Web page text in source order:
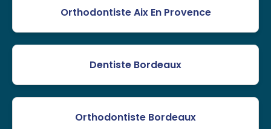
Orthodontiste Aix En Provence
Dentiste Bordeaux
Orthodontiste Bordeaux